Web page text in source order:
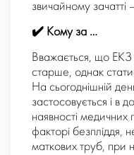
звичайному зачатті
✔️ Кому за …
Вважається, що ЕКЗ
старше, однак
На сьогоднішній
застосовується і в
наявності медичних
факторі безпліддя,
маткових труб, при